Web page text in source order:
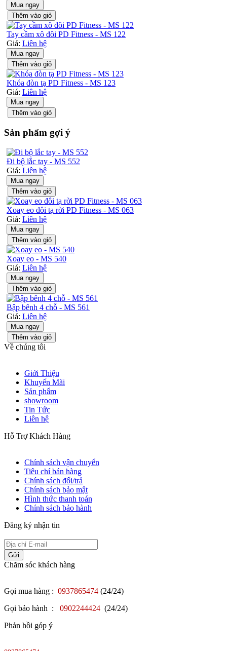
Mua ngay
Thêm vào giỏ
Tay cầm xô đôi PD Fitness - MS 122
Giá: Liên hệ
Mua ngay
Thêm vào giỏ
Khóa đòn tạ PD Fitness - MS 123
Giá: Liên hệ
Mua ngay
Thêm vào giỏ
Sản phẩm gợi ý
Đi bộ lắc tay - MS 552
Giá: Liên hệ
Mua ngay
Thêm vào giỏ
Xoay eo đôi tạ rời PD Fitness - MS 063
Giá: Liên hệ
Mua ngay
Thêm vào giỏ
Xoay eo - MS 540
Giá: Liên hệ
Mua ngay
Thêm vào giỏ
Bập bênh 4 chỗ - MS 561
Giá: Liên hệ
Mua ngay
Thêm vào giỏ
Về chúng tôi
Giới Thiệu
Khuyến Mãi
Sản phẩm
showroom
Tin Tức
Liên hệ
Hỗ Trợ Khách Hàng
Chính sách vận chuyển
Tiêu chí bán hàng
Chính sách đổi/trả
Chính sách bảo mật
Hình thức thanh toán
Chính sách bảo hành
Đăng ký nhận tin
Gửi
Chăm sóc khách hàng
Gọi mua hàng : 0937865474 (24/24)
Gọi bảo hành :
0902244424 (24/24)
Phản hồi góp ý